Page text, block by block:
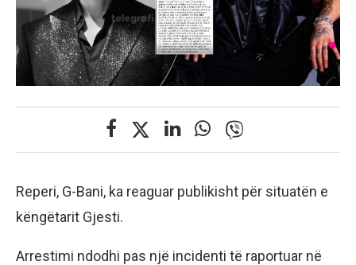
Reperi, G-Bani, ka reaguar publikisht për situatën e
këngëtarit Gjesti.
Arrestimi ndodhi pas një incidenti të raportuar në